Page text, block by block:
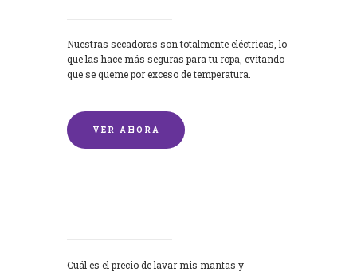
Nuestras secadoras son totalmente eléctricas, lo
que las hace más seguras para tu ropa, evitando
que se queme por exceso de temperatura.
VER AHORA
Cuál es el precio de lavar mis mantas y